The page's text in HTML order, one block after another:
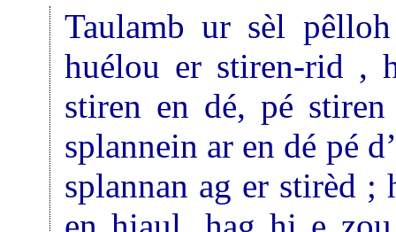
Taulamb ur sèl
huélou er stiren-rid ,
stiren en dé, pé
splannein ar en dé pé
splannan ag er stirèd ;